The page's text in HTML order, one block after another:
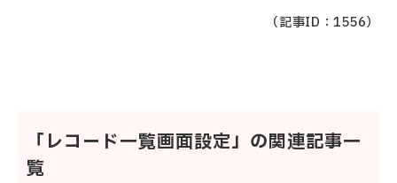
（記事ID：1556）
「レコード一覧画面設定」の関連記事一
覧